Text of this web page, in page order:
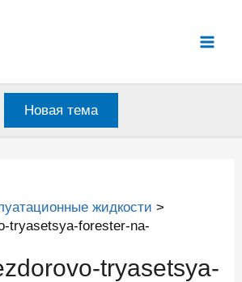
Новая тема
жидкости
tryasetsya-forester-na-
tryasetsya-